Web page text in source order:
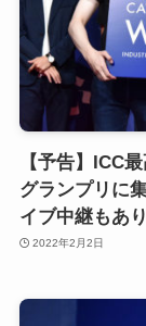
【予告】ICC
グランプリに
イブ中継もあ
2022年2月2日